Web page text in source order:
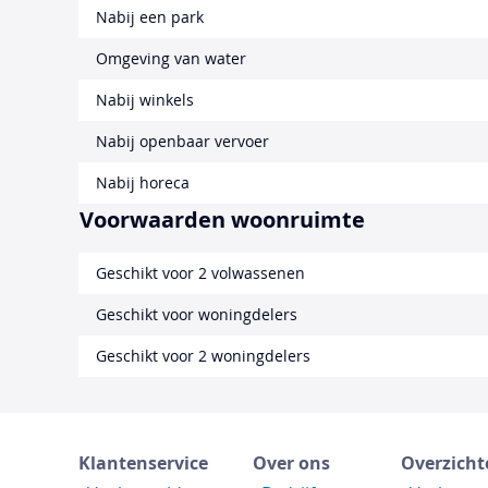
Nabij een park
Omgeving van water
Nabij winkels
Nabij openbaar vervoer
Nabij horeca
Voorwaarden woonruimte
Geschikt voor 2 volwassenen
Geschikt voor woningdelers
Geschikt voor 2 woningdelers
Klantenservice
Over ons